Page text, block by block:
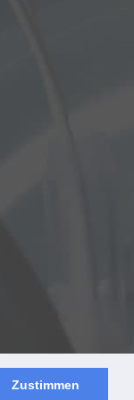
Zustimmen